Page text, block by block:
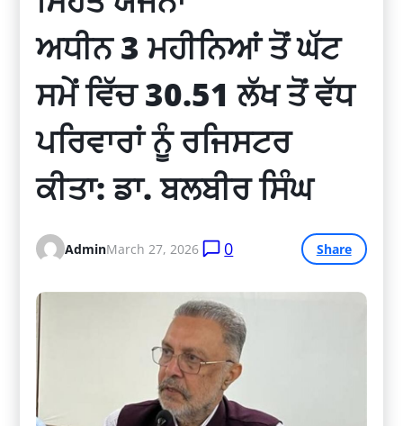
ਅਧੀਨ 3 ਮਹੀਨਿਆਂ ਤੋਂ ਘੱਟ
ਸਮੇਂ ਵਿੱਚ 30.51 ਲੱਖ ਤੋਂ ਵੱਧ
ਪਰਿਵਾਰਾਂ ਨੂੰ ਰਜਿਸਟਰ
ਕੀਤਾ: ਡਾ. ਬਲਬੀਰ ਸਿੰਘ
AdminMarch 27, 2026 0 Share